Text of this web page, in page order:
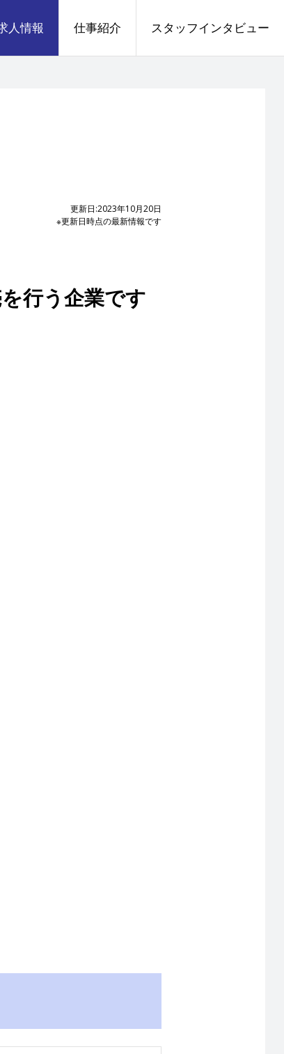
人情報 仕事紹介 スタッフインタビュー
更新日:2023年10月20日
※更新日時点の最新情報です
行う企業です